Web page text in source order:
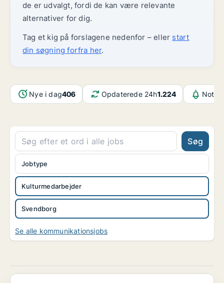
de er udvalgt, fordi de kan være relevante
alternativer for dig.
Tag et kig på forslagene nedenfor – eller start
din søgning forfra her.
Nye i dag406 Opdaterede 24h1.224
Søg
Kulturmedarbejder
Svendborg
Jobtype
Se alle kommunikationsjobs
Kirke- og kulturmedarbejder søges til Vejlby-Strib...